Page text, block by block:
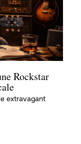
Rockstar
extravagant